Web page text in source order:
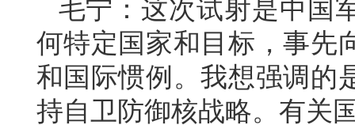
毛宁：这次试射是中国
何特定国家和目标，事先
和国际惯例。我想强调的
持自卫防御核战略。有关